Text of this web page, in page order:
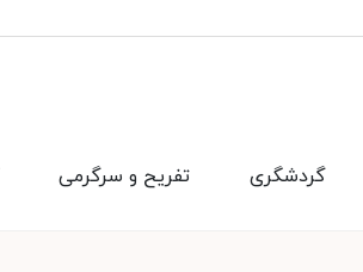
تفریح و سرگرمی گردشگری